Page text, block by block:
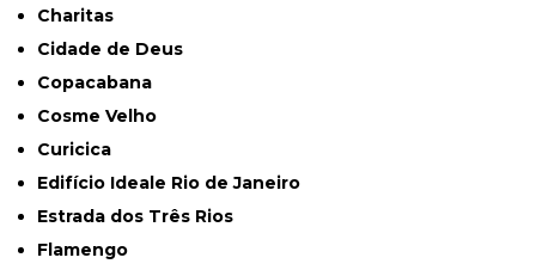
Charitas
Cidade de Deus
Copacabana
Cosme Velho
Curicica
Edifício Ideale Rio de Janeiro
Estrada dos Três Rios
Flamengo